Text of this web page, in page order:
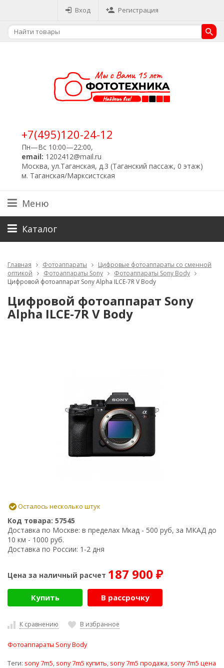
Вход Регистрация
+7(495)120-24-12
Пн—Вс 10:00—22:00,
email: 1202412@mail.ru
Москва, ул.Таганская, д.3 (Таганский пассаж, 0 этаж)
м. Таганская/Марксистская
Меню
Каталог
Главная Фотоаппараты
Цифровые фотоаппараты со сменной
оптикой
Фотоаппараты Sony
Фотоаппараты Sony Body
Цифровой фотоаппарат Sony Alpha ILCE-7R V Body
Цифровой фотоаппарат Sony
Alpha ILCE-7R V Body
Осталось несколько штук
Код товара: 57545
Доставка по Москве: в пределах Мкад - 500 руб, за МКАД до
10 км - 1000 руб.
Доставка по России: 1-2 дня
Цена за наличный расчет 187 900 ₽
Купить В рассрочку
К сравнению В избранное
Фотоаппараты Sony Body
Теги: sony 7m5, sony 7m5 купить, sony 7m5 продажа, sony 7m5 цена